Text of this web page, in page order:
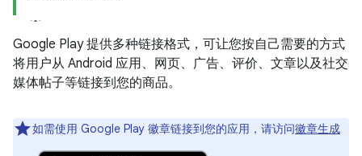
Google Play 提供多种链接格式，可让您按自己需要的方式
将用户从 Android 应用、网页、广告、评价、文章以及社交
媒体帖子等链接到您的商品。
如需使用 Google Play 徽章链接到您的应用，请访问徽章生成